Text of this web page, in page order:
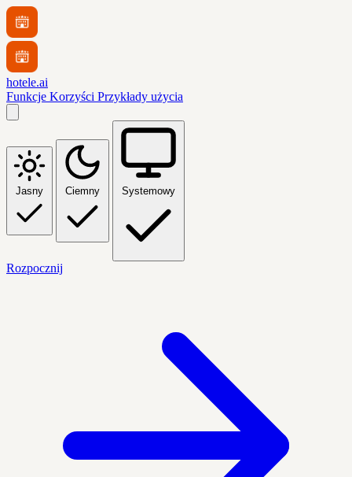
hotele.ai
Funkcje Korzyści Przykłady użycia
Jasny Ciemny Systemowy
Rozpocznij